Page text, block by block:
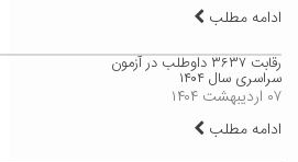
ادامه مطلب
رقابت ۳۶۳۷ داوطلب در آزمون
سراسری سال ۱۴۰۴
۰۷ اردیبهشت ۱۴۰۴
ادامه مطلب